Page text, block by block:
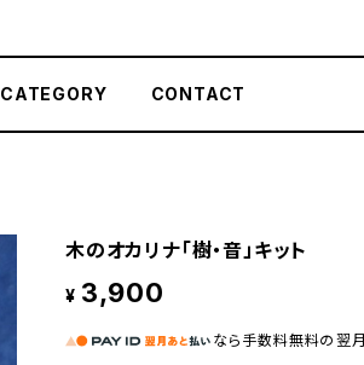
CATEGORY CONTACT
木のオカリナ「樹・音」キット
¥ 3,900
なら 手数料無料の 翌